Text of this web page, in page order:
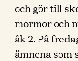
och gör till
mormor och
åk 2. På
ämnena som